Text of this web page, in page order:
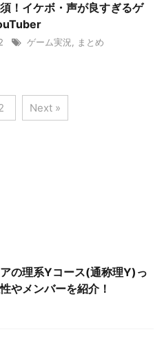
！イケボ・声が良すぎるゲ
ゲーム実況 まとめ
Next »
の理系Yコース(通称理Y)っ
やメンバーを紹介！